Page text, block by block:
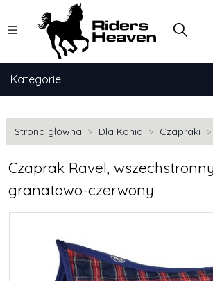
Kategorie
Strona główna Dla Konia Czapraki
Czaprak Ravel,
granatowo-czerwony